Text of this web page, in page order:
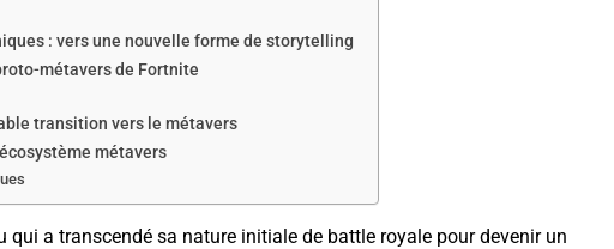
: vers une nouvelle forme de storytelling
métavers de Fortnite
transition vers le métavers
métavers
qui a transcendé sa nature initiale de battle royale pour devenir un